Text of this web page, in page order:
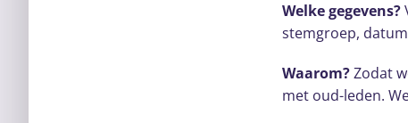
Welke gegevens?
stemgroep,
Waarom?Zodat
met oud-leden.